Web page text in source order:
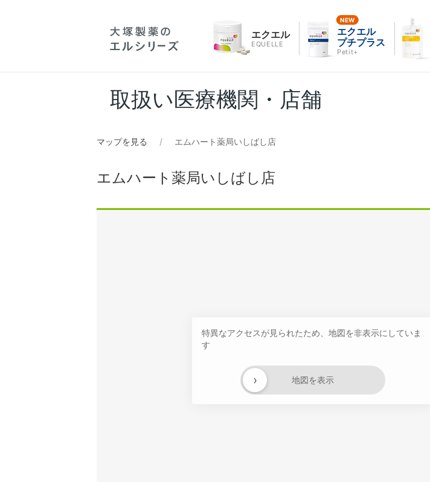
エクエル
EQUELLE
エクエル
プチプラス
Petit+
取扱い医療機関・店舗
マップを見る エムハート薬局いしばし店
エムハート薬局いしばし店
特異なアクセスが見られたため、地図を非表示にしていま
す
地図を表示
›